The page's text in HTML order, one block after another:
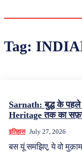
Tag:
Sarnath: बुद्ध के
Heritage तक का
इतिहास July 27, 2026
बस यूं समझिए, ये वो